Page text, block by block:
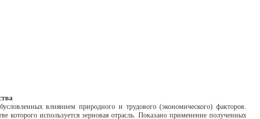
влиянием природного и трудового (экономического) факторов.
которого используется зерновая отрасль. Показано применение полученных